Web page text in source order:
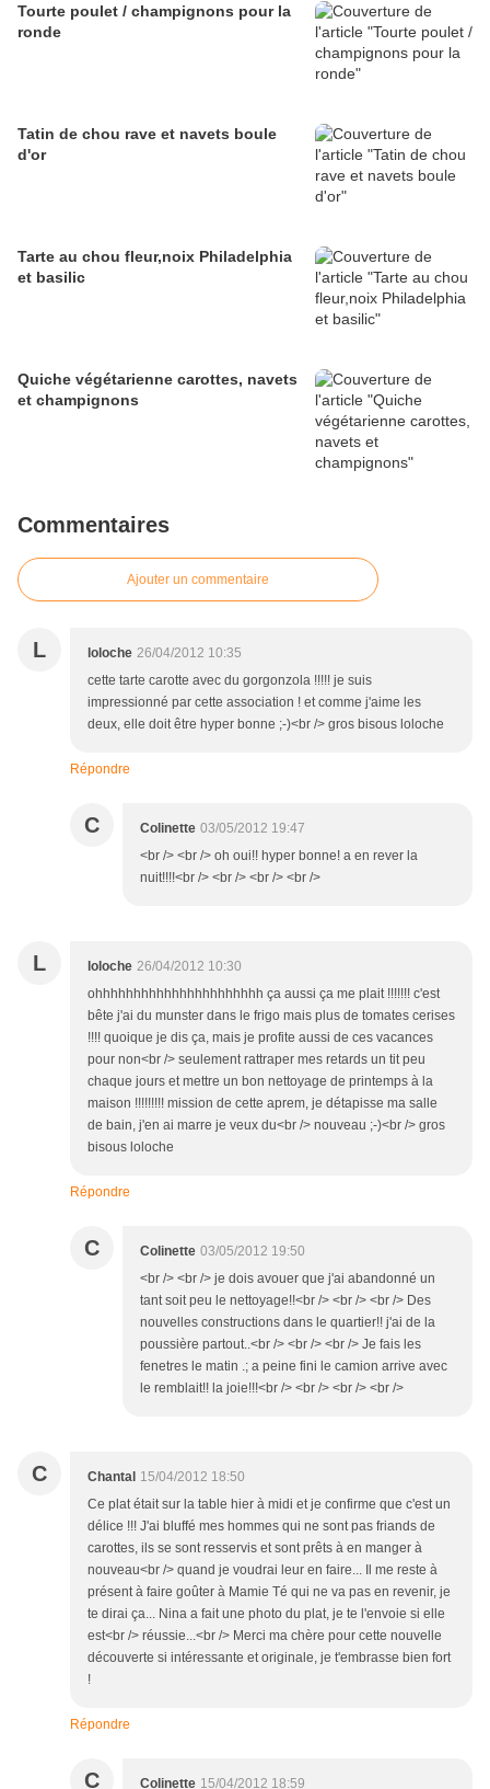
Tourte poulet / champignons pour la
ronde
Tatin de chou rave et navets boule
d'or
Tarte au chou fleur,noix Philadelphia
et basilic
Quiche végétarienne carottes, navets
et champignons
Commentaires
Ajouter un commentaire
L loloche 26/04/2012 10:35
cette tarte carotte avec du gorgonzola !!!!! je suis
impressionné par cette association ! et comme j'aime les
deux, elle doit être hyper bonne ;-)<br /> gros bisous loloche
Répondre
C Colinette 03/05/2012 19:47
<br /> <br /> oh oui!! hyper bonne! a en rever la
nuit!!!!<br /> <br /> <br /> <br />
L loloche 26/04/2012 10:30
ohhhhhhhhhhhhhhhhhhhhhh ça aussi ça me plait !!!!!!! c'est
bête j'ai du munster dans le frigo mais plus de tomates cerises
!!!! quoique je dis ça, mais je profite aussi de ces vacances
pour non<br /> seulement rattraper mes retards un tit peu
chaque jours et mettre un bon nettoyage de printemps à la
maison !!!!!!!!! mission de cette aprem, je détapisse ma salle
de bain, j'en ai marre je veux du<br /> nouveau ;-)<br /> gros
bisous loloche
Répondre
C Colinette 03/05/2012 19:50
<br /> <br /> je dois avouer que j'ai abandonné un
tant soit peu le nettoyage!!<br /> <br /> <br /> Des
nouvelles constructions dans le quartier!! j'ai de la
poussière partout..<br /> <br /> <br /> Je fais les
fenetres le matin .; a peine fini le camion arrive avec
le remblait!! la joie!!!<br /> <br /> <br /> <br />
C Chantal 15/04/2012 18:50
Ce plat était sur la table hier à midi et je confirme que c'est un
délice !!! J'ai bluffé mes hommes qui ne sont pas friands de
carottes, ils se sont resservis et sont prêts à en manger à
nouveau<br /> quand je voudrai leur en faire... Il me reste à
présent à faire goûter à Mamie Té qui ne va pas en revenir, je
te dirai ça... Nina a fait une photo du plat, je te l'envoie si elle
est<br /> réussie...<br /> Merci ma chère pour cette nouvelle
découverte si intéressante et originale, je t'embrasse bien fort
!
Répondre
C Colinette 15/04/2012 18:59